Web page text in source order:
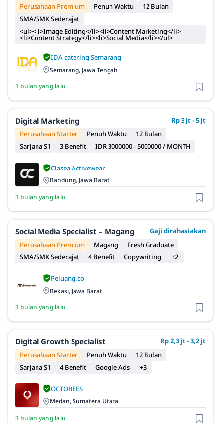
Perusahaan Premium
Penuh Waktu
12 Bulan
SMA/SMK Sederajat
<ul><li>Image Editing</li><li>Content Marketing</li>
<li>Content Strategy</li><li>Social Media</li></ul>
IDA catering Semarang
Semarang, Jawa Tengah
3 bulan yang lalu
Digital Marketing
Rp 3 jt - 5 jt
Perusahaan Starter
Penuh Waktu
12 Bulan
Sarjana S1
3 Benefit IDR 3000000 - 5000000 / MONTH
Clasea Activewear
Bandung, Jawa Barat
3 bulan yang lalu
Social Media Specialist – Magang
Gaji dirahasiakan
Perusahaan Premium
Magang
Fresh Graduate
SMA/SMK Sederajat
4 Benefit Copywriting +2
Peluang.co
Bekasi, Jawa Barat
3 bulan yang lalu
Digital Growth Specialist
Rp 2,3 jt - 3,2 jt
Perusahaan Starter
Penuh Waktu
12 Bulan
Sarjana S1
4 Benefit Google Ads +3
OCTOBEES
Medan, Sumatera Utara
3 bulan yang lalu